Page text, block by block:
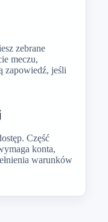
zebrane
meczu,
zapowiedź, jeśli
Część
konta,
warunków